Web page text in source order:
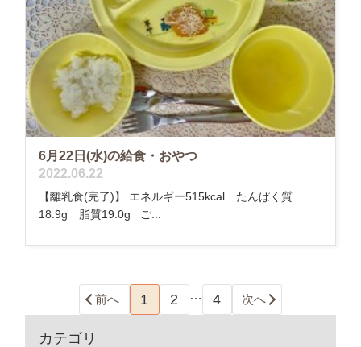
6月22日(水)の給食・おやつ
2022.06.22
【離乳食(完了)】 エネルギー515kcal たんぱく質
18.9g 脂質19.0g ご...
前へ 1 2 … 4 次へ
カテゴリ